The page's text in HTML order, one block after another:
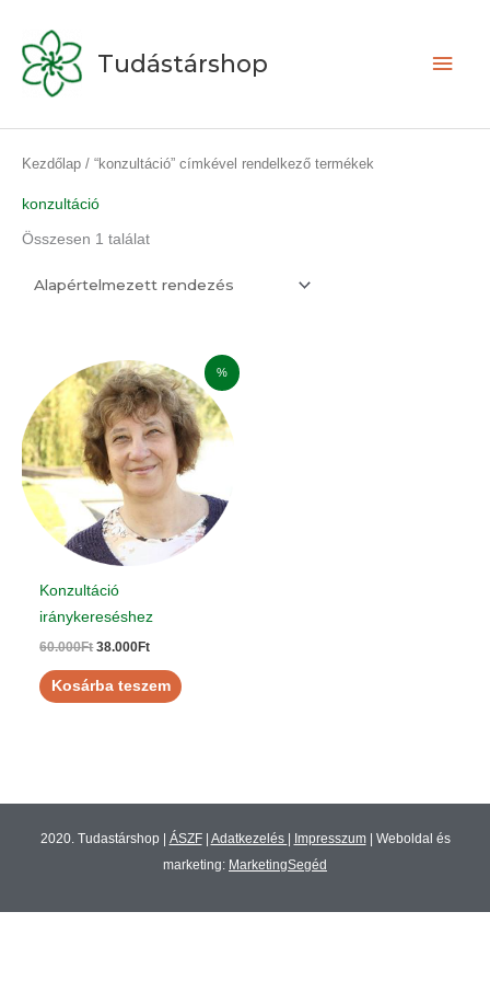
content
Tudástárshop
Kezdőlap / “konzultáció” címkével rendelkező termékek
konzultáció
Összesen 1 találat
%
Konzultáció
iránykereséshez
60.000Ft
Original
price
was:
60.000Ft.
38.000Ft
Current
price
is:
38.000Ft.
Kosárba teszem
2020. Tudastárshop | ÁSZF| Adatkezelés | Impresszum| Weboldal és
marketing: MarketingSegéd